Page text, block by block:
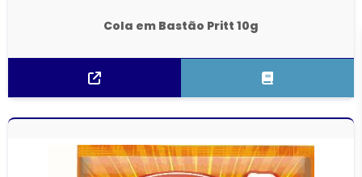
Cola em Bastão Pritt 10g